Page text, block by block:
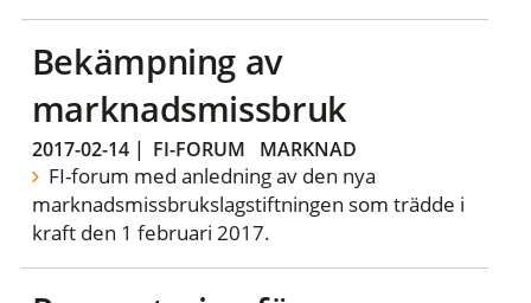
Bekämpning av
marknadsmissbruk
2017-02-14| FI-FORUM MARKNAD
FI-forum med anledning av den nya
marknadsmissbrukslagstiftningen som trädde i
kraft den 1 februari 2017.